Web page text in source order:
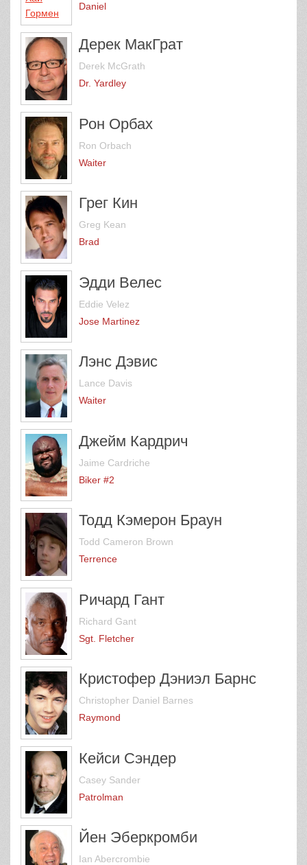
Daniel
Дерек МакГрат
Derek McGrath
Dr. Yardley
Рон Орбах
Ron Orbach
Waiter
Грег Кин
Greg Kean
Brad
Эдди Велес
Eddie Velez
Jose Martinez
Лэнс Дэвис
Lance Davis
Waiter
Джейм Кардрич
Jaime Cardriche
Biker #2
Тодд Кэмерон Браун
Todd Cameron Brown
Terrence
Ричард Гант
Richard Gant
Sgt. Fletcher
Кристофер Дэниэл Барнс
Christopher Daniel Barnes
Raymond
Кейси Сэндер
Casey Sander
Patrolman
Йен Эберкромби
Ian Abercrombie